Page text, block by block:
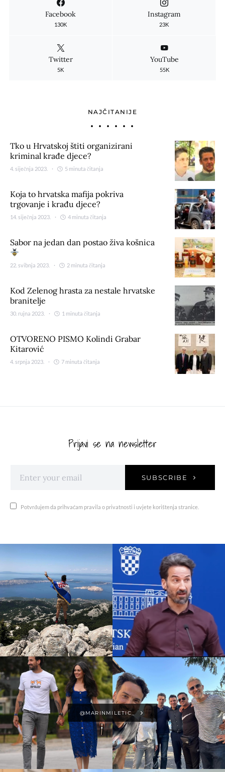
Facebook
130K
Instagram
23K
Twitter
5K
YouTube
55K
NAJČITANIJE
Tko u Hrvatskoj štiti organizirani
kriminal krađe djece?
4. siječnja 2023. 5 minuta čitanja
Koja to hrvatska mafija pokriva
trgovanje i krađu djece?
14. siječnja 2023. 4 minuta čitanja
Sabor na jedan dan postao živa košnica
22. svibnja 2023. 2 minuta čitanja
Kod Zelenog hrasta za nestale hrvatske
branitelje
30. rujna 2023. 1 minuta čitanja
OTVORENO PISMO Kolindi Grabar
Kitarović
4. srpnja 2023. 7 minuta čitanja
Prijavi se na newsletter
SUBSCRIBE
Potvrđujem da prihvaćam pravila o privatnosti i uvjete korištenja stranice.
@MARINMILETIC_